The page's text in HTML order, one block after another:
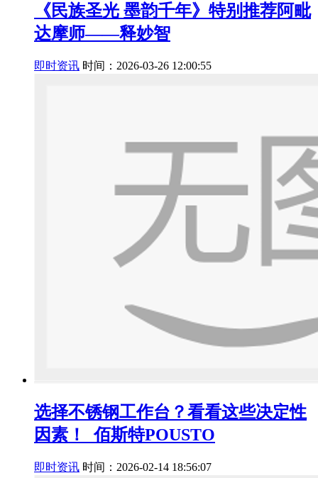
《民族圣光 墨韵千年》特别推荐阿毗
达摩师——释妙智
即时资讯 时间：2026-03-26 12:00:55
选择不锈钢工作台？看看这些决定性
因素！_佰斯特POUSTO
即时资讯 时间：2026-02-14 18:56:07